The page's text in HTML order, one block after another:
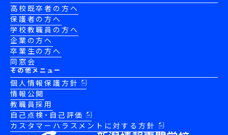
高校既卒者の方へ
保護者の方へ
学校教職員の方へ
企業の方へ
卒業生の方へ
同窓会
その他メニュー
個人情報保護方針
情報公開
教職員採用
自己点検・自己評価
カスタマーハラスメントに対する方針